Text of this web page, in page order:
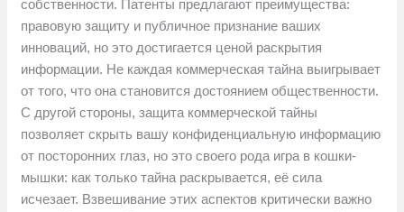
собственности. Патенты предлагают преимущества:
правовую защиту и публичное признание ваших
инноваций, но это достигается ценой раскрытия
информации. Не каждая коммерческая тайна выигрывает
от того, что она становится достоянием общественности.
С другой стороны, защита коммерческой тайны
позволяет скрыть вашу конфиденциальную информацию
от посторонних глаз, но это своего рода игра в кошки-
мышки: как только тайна раскрывается, её сила
исчезает. Взвешивание этих аспектов критически важно